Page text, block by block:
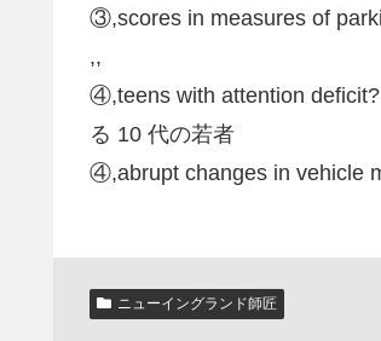
③,scores in measures of
,,
④,teens with attention
る 10 代の若者
④,abrupt changes in vehicle
ニューイングランド師匠